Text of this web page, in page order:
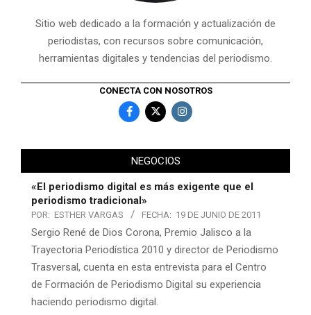
Sitio web dedicado a la formación y actualización de
periodistas, con recursos sobre comunicación,
herramientas digitales y tendencias del periodismo.
CONECTA CON NOSOTROS
NEGOCIOS
«El periodismo digital es más exigente que el
periodismo tradicional»
POR: ESTHER VARGAS FECHA: 19 DE JUNIO DE 2011
Sergio René de Dios Corona, Premio Jalisco a la
Trayectoria Periodística 2010 y director de Periodismo
Trasversal, cuenta en esta entrevista para el Centro
de Formación de Periodismo Digital su experiencia
haciendo periodismo digital.